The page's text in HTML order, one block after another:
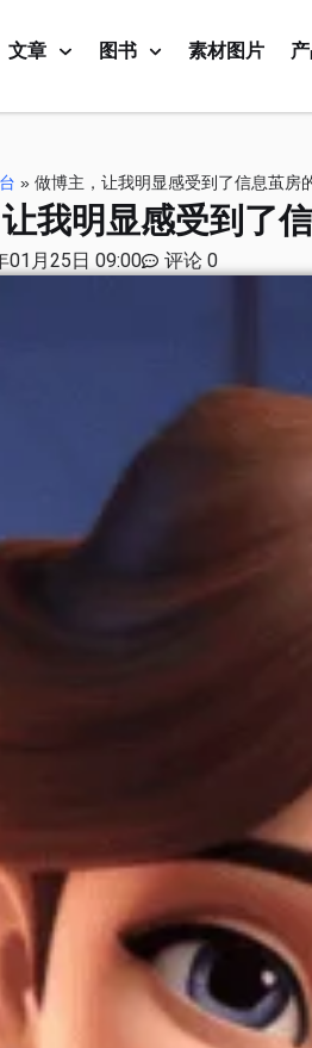
文章 图书 素材图片
» 做博主，让我明显感受到了信息茧房
我明显感受到了
01月25日 09:00 评论 0